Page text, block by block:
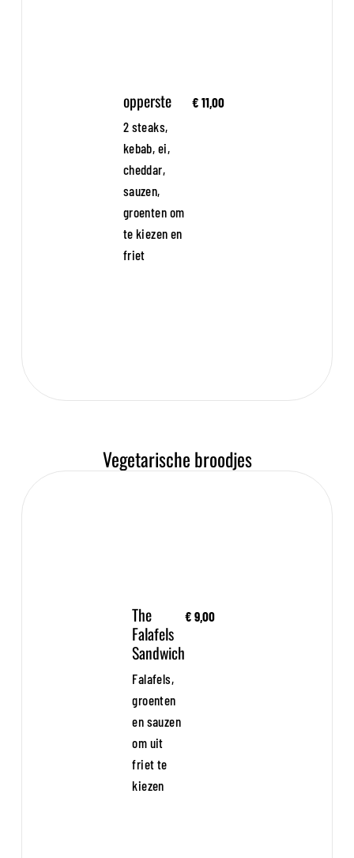
opperste
2 steaks,
kebab, ei,
cheddar,
sauzen,
groenten om
te kiezen en
friet
€ 11,00
Vegetarische broodjes
The
Falafels
Sandwich
Falafels,
groenten
en sauzen
om uit
friet te
kiezen
€ 9,00